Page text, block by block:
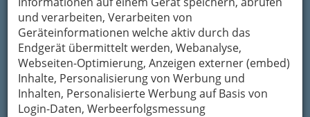
und verarbeiten, Verarbeiten von
Geräteinformationen welche aktiv durch das
Endgerät übermittelt werden, Webanalyse,
Webseiten-Optimierung, Anzeigen externer (embed)
Inhalte, Personalisierung von Werbung und
Inhalten, Personalisierte Werbung auf Basis von
Login-Daten, Werbeerfolgsmessung
Meine Nachricht